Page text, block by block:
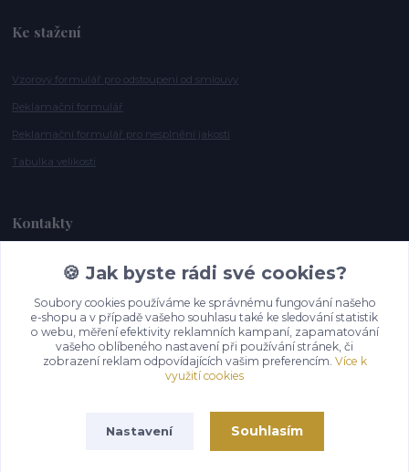
Ke stažení
Vzorový formulář pro odstoupení od smlouvy
Reklamační formulář
Reklamační formulář pro nesplnění jakosti
Tabulka velikosti
Kontakty
Andrea Smělíková
+420 721 115 911
(Po-Pá, 10-16 hod.)
info@gazelky.cz
🍪 Jak byste rádi své cookies?
Soubory cookies používáme ke správnému fungování našeho
e-shopu a v případě vašeho souhlasu také ke sledování statistik
o webu, měření efektivity reklamních kampaní, zapamatování
vašeho oblíbeného nastavení při používání stránek, či
zobrazení reklam odpovídajících vašim preferencím. Více k
využití cookies
Nastavení Souhlasím